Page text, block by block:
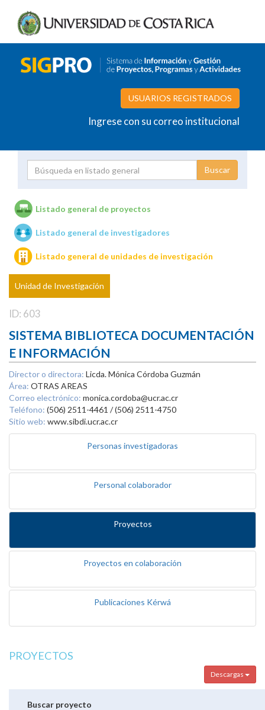
USUARIOS REGISTRADOS
Ingrese con su correo institucional
Unidades de investigación
Listado general de proyectos
Listado general de investigadores
Listado general de unidades de investigación
Unidad de Investigación
ID: 603
SISTEMA BIBLIOTECA DOCUMENTACIÓN
E INFORMACIÓN
Director o directora: Licda. Mónica Córdoba Guzmán
Área: OTRAS AREAS
Correo electrónico: monica.cordoba@ucr.ac.cr
Teléfono: (506) 2511-4461 / (506) 2511-4750
Sitio web: www.sibdi.ucr.ac.cr
Personas investigadoras
Personal colaborador
Proyectos
Proyectos en colaboración
Publicaciones Kérwá
PROYECTOS
Descargas
Buscar proyecto